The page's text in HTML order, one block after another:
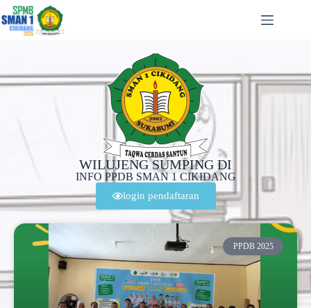
WILUJENG SUMPING DI
INFO PPDB SMAN 1 CIKIDANG
login pendaftaran
PPDB 2025